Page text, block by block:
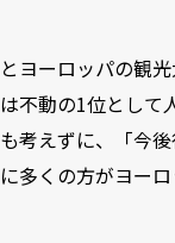
とヨーロッパの観
は不動の1位として
も考えずに、「今
に多くの方がヨー